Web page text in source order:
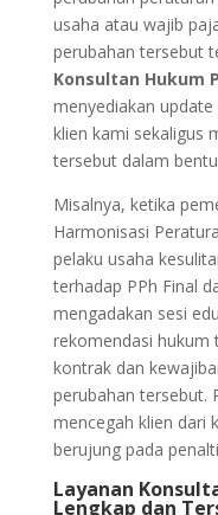
usaha atau wajib
perubahan tersebut
Konsultan Hukum
menyediakan
klien kami sekaligus
tersebut dalam
Misalnya, ketika
Harmonisasi
pelaku usaha
terhadap PPh Final
mengadakan sesi
rekomendasi hukum
kontrak dan
perubahan tersebut.
mencegah klien dari
berujung pada
Layanan
Lengkap dan